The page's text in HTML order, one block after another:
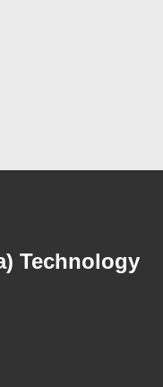
Technology